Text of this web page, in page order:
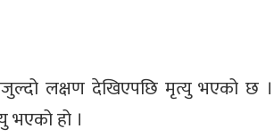
लक्षण देखिएपछि मृत्यु भएको छ ।
भएको हो ।